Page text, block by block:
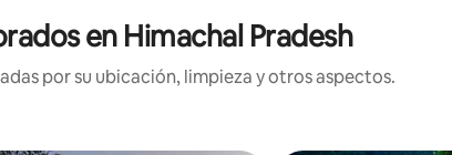
en Himachal Pradesh
por su ubicación, limpieza y otros aspectos.